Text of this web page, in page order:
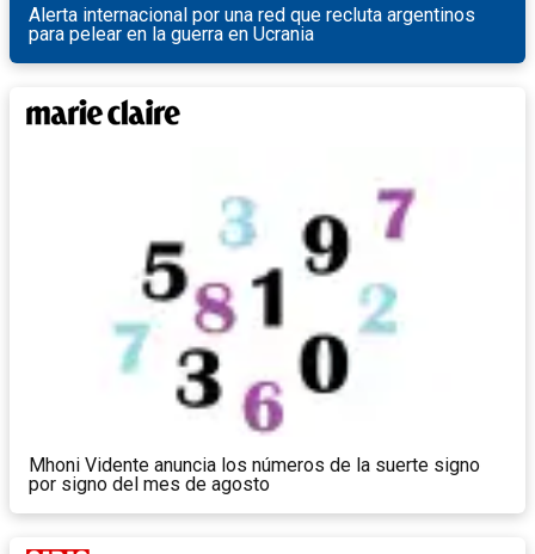
Alerta internacional por una red que recluta argentinos
para pelear en la guerra en Ucrania
Mhoni Vidente anuncia los números de la suerte signo
por signo del mes de agosto